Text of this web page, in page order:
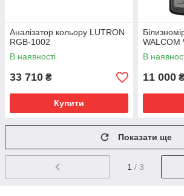
Аналізатор кольору LUTRON
RGB-1002
В наявності
33 710 ₴
Купити
WALCOM
В
11 000
Показати ще
1 / 3